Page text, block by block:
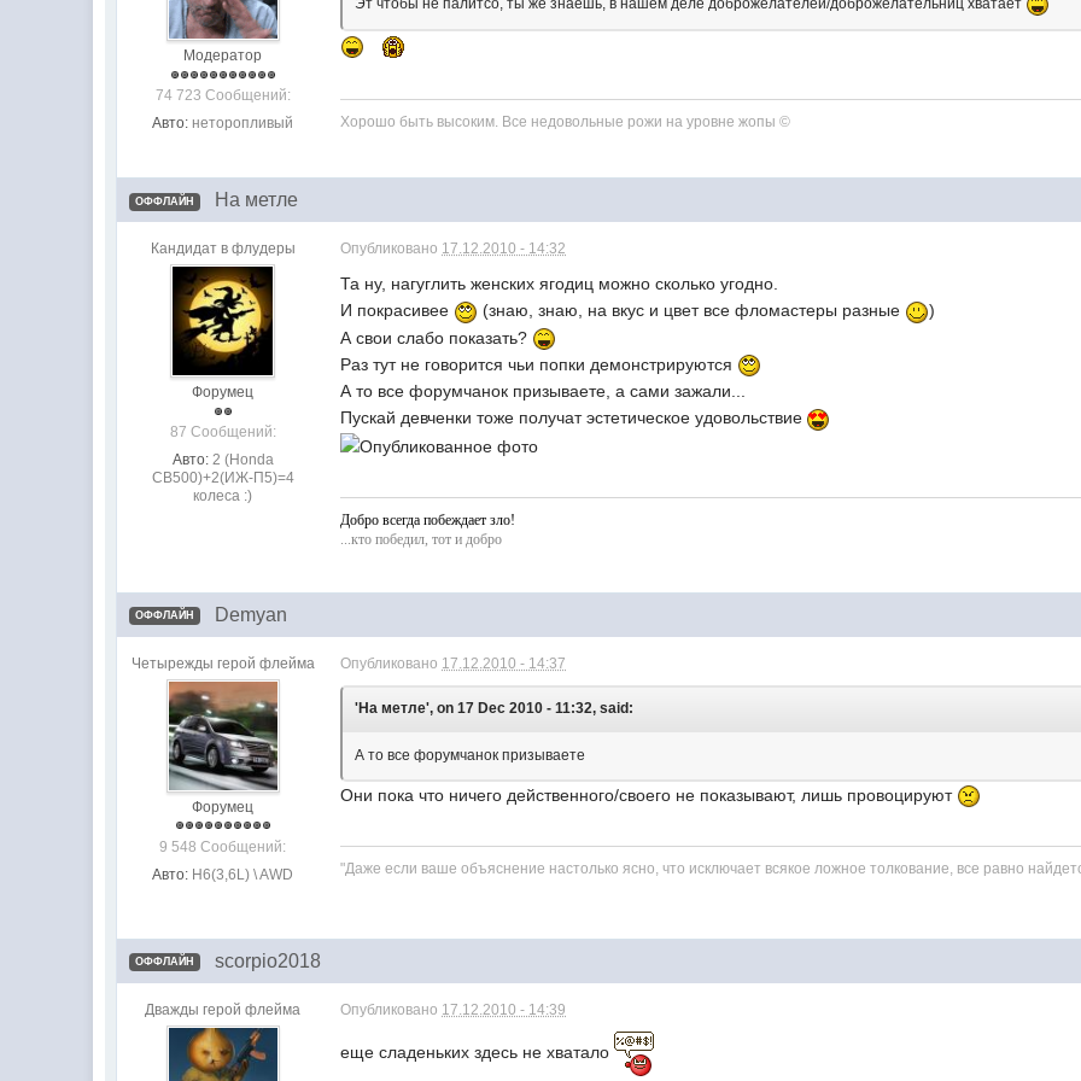
Модератор
74 723 Сообщений:
Авто: неторопливый
Эт чтобы не палитсо, ты же знаешь, в нашем деле доброжелателей/доброжелательниц хватает
Хорошо быть высоким. Все недовольные рожи на уровне жопы ©
ОФФЛАЙН На метле
Кандидат в флудеры
Форумец
87 Сообщений:
Авто: 2 (Honda
CB500)+2(ИЖ-П5)=4
колеса :)
Опубликовано 17.12.2010 - 14:32
Та ну, нагуглить женских ягодиц можно сколько угодно.
И покрасивее
(знаю, знаю, на вкус и цвет все фломастеры разные
)
А свои слабо показать?
Раз тут не говорится чьи попки демонстрируются
А то все форумчанок призываете, а сами зажали...
Пускай девченки тоже получат эстетическое удовольствие
Добро всегда побеждает зло!
...кто победил, тот и добро
ОФФЛАЙН Demyan
Четырежды герой флейма
Форумец
9 548 Сообщений:
Авто: H6(3,6L) \ AWD
Опубликовано 17.12.2010 - 14:37
'На метле', on 17 Dec 2010 - 11:32, said:
А то все форумчанок призываете
Они пока что ничего действенного/своего не показывают, лишь провоцируют
"Даже если ваше объяснение настолько ясно, что исключает вcякое ложное толкование, вcе равно
ОФФЛАЙН scorpio2018
Дважды герой флейма Опубликовано 17.12.2010 - 14:39
еще сладеньких здесь не хватало